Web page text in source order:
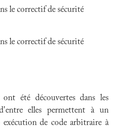
le correctif de sécurité
le correctif de sécurité
été découvertes dans les
elles permettent à un
de code arbitraire à